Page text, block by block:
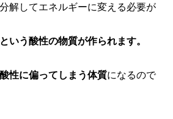
解してエネルギーに変える必要が
いう酸性の物質が作られます。
性に偏ってしまう体質になるので